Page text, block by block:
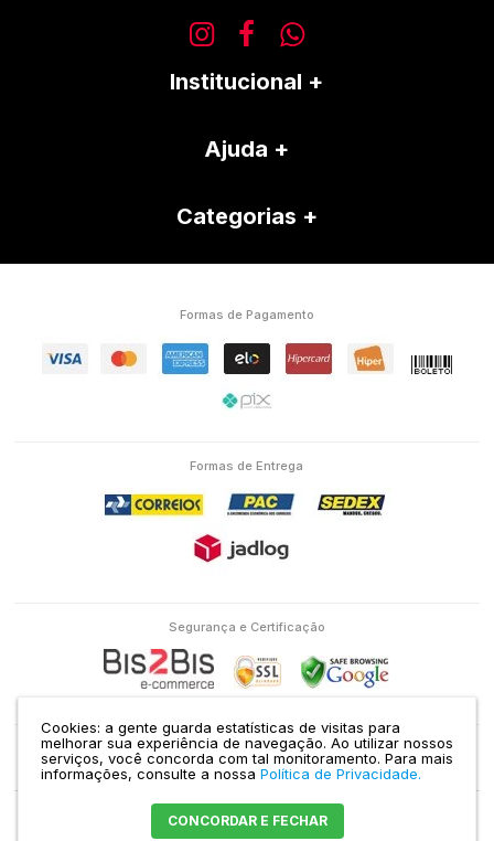
Cookies: a gente guarda estatísticas de visitas para
melhorar sua experiência de navegação. Ao utilizar nossos
serviços, você concorda com tal monitoramento. Para mais
informações, consulte a nossa Política de Privacidade.
CONCORDAR E FECHAR
Institucional
Ajuda
Categorias
Formas de Pagamento
Formas de Entrega
Segurança e Certificação
Eletron Service Comércio e Serviço Ltda | CNPJ: 04.586.463/0001-38 | RUA
DOMINGOS DE MORAIS, 1435 VILA MARIANA SÃO PAULO - SP |Mapa do site